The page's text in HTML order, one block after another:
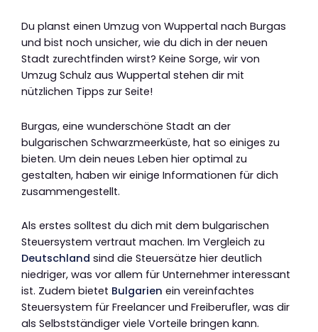
Du planst einen Umzug von Wuppertal nach Burgas
und bist noch unsicher, wie du dich in der neuen
Stadt zurechtfinden wirst? Keine Sorge, wir von
Umzug Schulz aus Wuppertal stehen dir mit
nützlichen Tipps zur Seite!
Burgas, eine wunderschöne Stadt an der
bulgarischen Schwarzmeerküste, hat so einiges zu
bieten. Um dein neues Leben hier optimal zu
gestalten, haben wir einige Informationen für dich
zusammengestellt.
Als erstes solltest du dich mit dem bulgarischen
Steuersystem vertraut machen. Im Vergleich zu
Deutschland sind die Steuersätze hier deutlich
niedriger, was vor allem für Unternehmer interessant
ist. Zudem bietet Bulgarien ein vereinfachtes
Steuersystem für Freelancer und Freiberufler, was dir
als Selbstständiger viele Vorteile bringen kann.